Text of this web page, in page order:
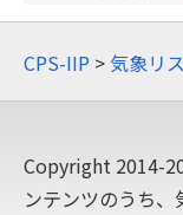
CPS-IIP >気象リ
Copyright 2014-
ンテンツのうち